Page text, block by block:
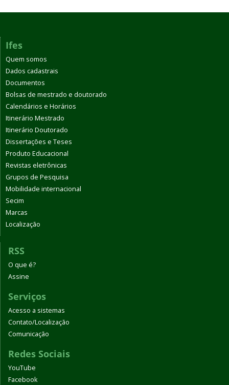
Ifes
Quem somos
Dados cadastrais
Documentos
Bolsas de mestrado e doutorado
Calendários e Horários
Itinerário Mestrado
Itinerário Doutorado
Dissertações e Teses
Produto Educacional
Revistas eletrônicas
Grupos de Pesquisa
Mobilidade internacional
Secim
Marcas
Localização
RSS
O que é?
Assine
Serviços
Acesso a sistemas
Contato/Localização
Comunicação
Redes Sociais
YouTube
Facebook